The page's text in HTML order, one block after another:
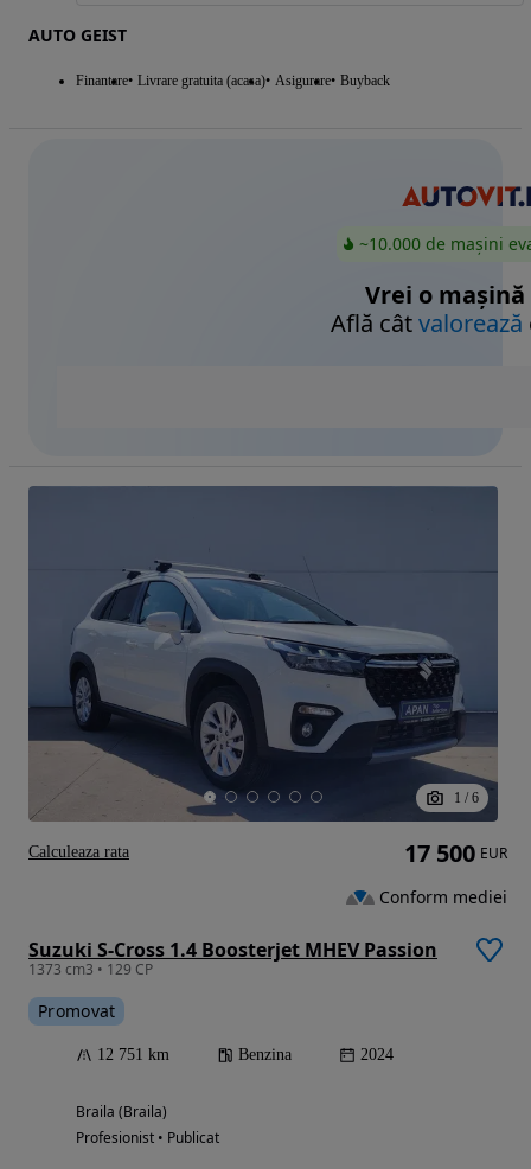
AUTO GEIST
Finantare Livrare gratuita (acasa) Asigurare Buyback
~10.000 de mașini
Vrei o mașină
Află câtvalorează
1 / 6
Suzuki S-Cross 1.4 Boosterjet MHEV Passion
1373 cm3 • 129 CP
Promovat
12 751 km Benzina 2024
Braila (Braila)
Profesionist • Publicat
17 500 EUR
Conform mediei
Calculeaza rata